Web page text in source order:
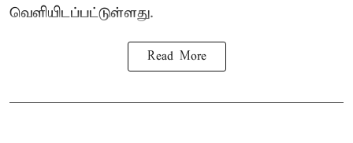
வெளியிடப்பட்டுள்ளது.
Read More